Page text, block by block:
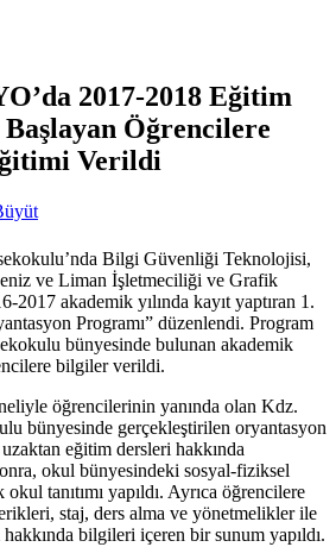
2017-2018 Eğitim
Başlayan Öğrencilere
Verildi
Bilgi Güvenliği Teknolojisi,
ve Liman İşletmeciliği ve Grafik
2017 akademik yılında kayıt yaptıran 1.
Programı” düzenlendi. Program
bünyesinde bulunan akademik
bilgiler verildi.
öğrencilerinin yanında olan Kdz.
bünyesinde gerçekleştirilen oryantasyon
eğitim dersleri hakkında
okul bünyesindeki sosyal-fiziksel
tanıtımı yapıldı. Ayrıca öğrencilere
staj, ders alma ve yönetmelikler ile
bilgileri içeren bir sunum yapıldı.